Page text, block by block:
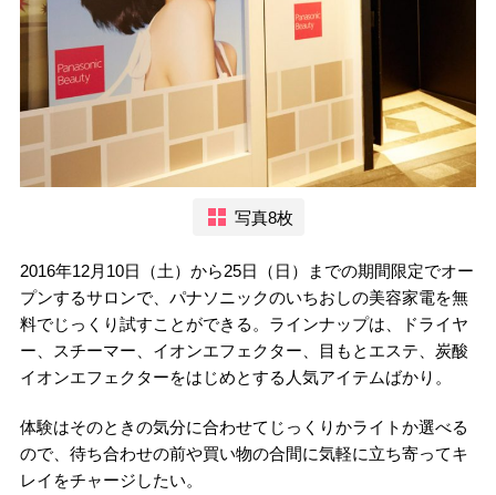
写真8枚
2016年12月10日（土）から25日（日）までの期間限定でオー
プンするサロンで、パナソニックのいちおしの美容家電を無
料でじっくり試すことができる。ラインナップは、ドライヤ
ー、スチーマー、イオンエフェクター、目もとエステ、炭酸
イオンエフェクターをはじめとする人気アイテムばかり。
体験はそのときの気分に合わせてじっくりかライトか選べる
ので、待ち合わせの前や買い物の合間に気軽に立ち寄ってキ
レイをチャージしたい。